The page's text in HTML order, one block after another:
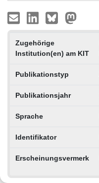
Zugehörige
Institution(en) am KIT
Publikationstyp
Publikationsjahr
Sprache
Identifikator
Erscheinungsvermerk